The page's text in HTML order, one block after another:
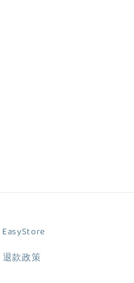
EasyStore
退款政策